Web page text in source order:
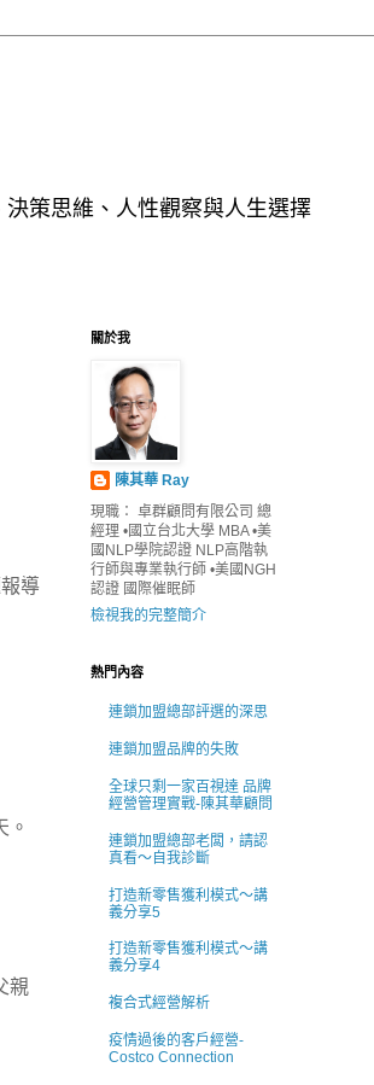
策思維、人性觀察與人生選擇
導
。
親
關於我
陳其華 Ray
現職： 卓群顧問有限公司 總
經理 •國立台北大學 MBA •美
國NLP學院認證 NLP高階執
行師與專業執行師 •美國NGH
認證 國際催眠師
檢視我的完整簡介
熱門內容
連鎖加盟總部評選的深思
連鎖加盟品牌的失敗
全球只剩一家百視達 品牌
經營管理實戰-陳其華顧問
連鎖加盟總部老闆，請認
真看～自我診斷
打造新零售獲利模式～講
義分享5
打造新零售獲利模式～講
義分享4
複合式經營解析
疫情過後的客戶經營-
Costco Connection